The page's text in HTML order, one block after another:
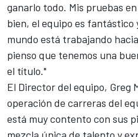
ganarlo todo. Mis pruebas
bien, el equipo es fantástico
mundo está trabajando
pienso que tenemos una
el título."
El Director del equipo, Greg
operación de carreras del
está muy contento con sus